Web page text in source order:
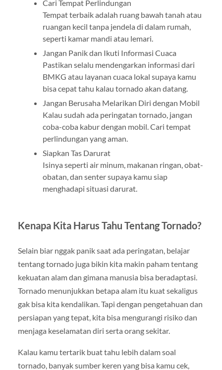
Cari Tempat Perlindungan
Tempat terbaik adalah ruang bawah tanah atau
ruangan kecil tanpa jendela di dalam rumah,
seperti kamar mandi atau lemari.
Jangan Panik dan Ikuti Informasi Cuaca
Pastikan selalu mendengarkan informasi dari
BMKG atau layanan cuaca lokal supaya kamu
bisa cepat tahu kalau tornado akan datang.
Jangan Berusaha Melarikan Diri dengan Mobil
Kalau sudah ada peringatan tornado, jangan
coba-coba kabur dengan mobil. Cari tempat
perlindungan yang aman.
Siapkan Tas Darurat
Isinya seperti air minum, makanan ringan, obat-
obatan, dan senter supaya kamu siap
menghadapi situasi darurat.
Kenapa Kita Harus Tahu Tentang Tornado?
Selain biar nggak panik saat ada peringatan, belajar
tentang tornado juga bikin kita makin paham tentang
kekuatan alam dan gimana manusia bisa beradaptasi.
Tornado menunjukkan betapa alam itu kuat sekaligus
gak bisa kita kendalikan. Tapi dengan pengetahuan dan
persiapan yang tepat, kita bisa mengurangi risiko dan
menjaga keselamatan diri serta orang sekitar.
Kalau kamu tertarik buat tahu lebih dalam soal
tornado, banyak sumber keren yang bisa kamu cek,